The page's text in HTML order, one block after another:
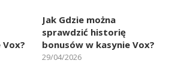
Jak Gdzie można
sprawdzić historię
bonusów w kasynie Vox?
29/04/2026